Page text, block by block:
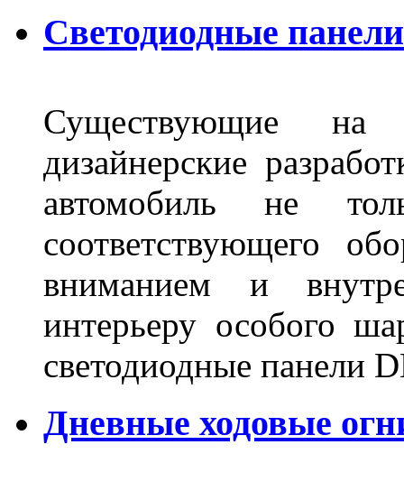
Светодиодные
Существующие
дизайнерские
автомобиль не
соответствующего
вниманием и
интерьеру особого
светодиодные панели
Дневные ходовые